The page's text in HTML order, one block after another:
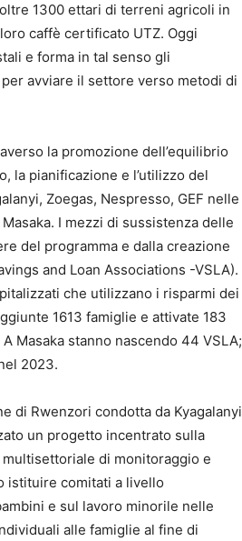
1300 ettari di terreni agricoli in
caffè certificato UTZ. Oggi
e forma in tal senso gli
avviare il settore verso metodi di
la promozione dell’equilibrio
la pianificazione e l’utilizzo del
Zoegas, Nespresso, GEF nelle
I mezzi di sussistenza delle
del programma e dalla creazione
and Loan Associations -VSLA).
che utilizzano i risparmi dei
1613 famiglie e attivate 183
Masaka stanno nascendo 44 VSLA;
2023.
di Rwenzori condotta da Kyagalanyi
un progetto incentrato sulla
di monitoraggio e
istituire comitati a livello
e sul lavoro minorile nelle
alle famiglie al fine di